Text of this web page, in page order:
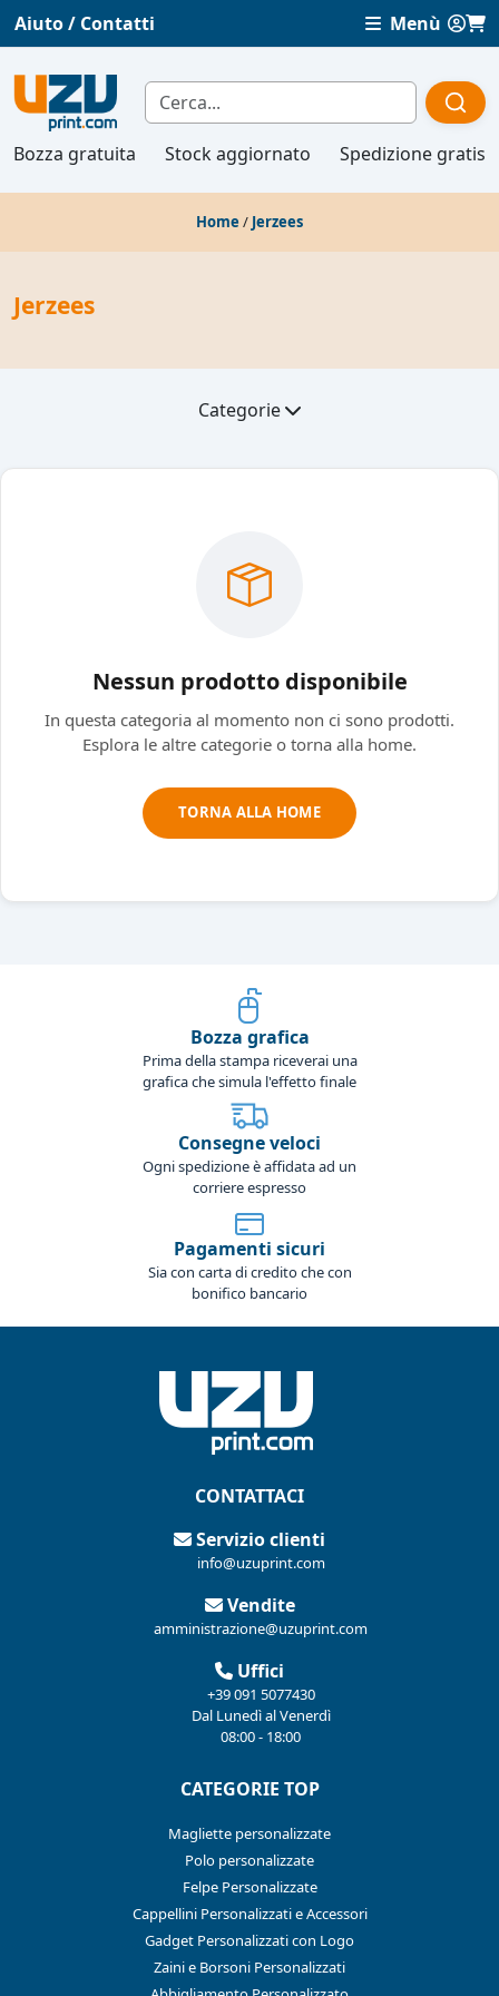
Aiuto / Contatti Menù
Bozza gratuita Stock aggiornato Spedizione gratis
Home / Jerzees
Jerzees
Categorie
Nessun prodotto disponibile
In questa categoria al momento non ci sono prodotti.
Esplora le altre categorie o torna alla home.
TORNA ALLA HOME
Bozza grafica
Prima della stampa riceverai una
grafica che simula l'effetto finale
Consegne veloci
Ogni spedizione è affidata ad un
corriere espresso
Pagamenti sicuri
Sia con carta di credito che con
bonifico bancario
CONTATTACI
Servizio clienti
info@uzuprint.com
Vendite
amministrazione@uzuprint.com
Uffici
+39 091 5077430
Dal Lunedì al Venerdì
08:00 - 18:00
CATEGORIE TOP
Magliette personalizzate
Polo personalizzate
Felpe Personalizzate
Cappellini Personalizzati e Accessori
Gadget Personalizzati con Logo
Zaini e Borsoni Personalizzati